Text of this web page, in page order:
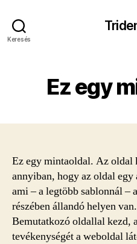
Keresés
Ez egy
Ez egy mintaoldal. Az oldal
annyiban, hogy az oldal
ami – a legtöbb sablonnál –
részében állandó helyen
Bemutatkozó oldallal kezd,
tevékenységét a weboldal